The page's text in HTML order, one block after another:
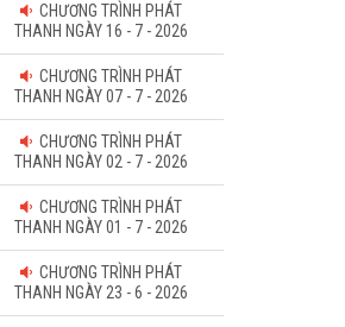
CHƯƠNG TRÌNH PHÁT
THANH NGÀY 16 - 7 - 2026
CHƯƠNG TRÌNH PHÁT
THANH NGÀY 07 - 7 - 2026
CHƯƠNG TRÌNH PHÁT
THANH NGÀY 02 - 7 - 2026
CHƯƠNG TRÌNH PHÁT
THANH NGÀY 01 - 7 - 2026
CHƯƠNG TRÌNH PHÁT
THANH NGÀY 23 - 6 - 2026